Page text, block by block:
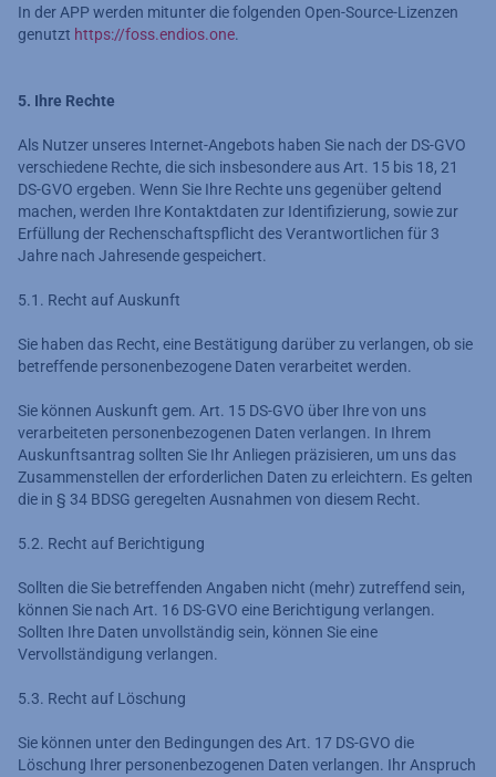
In der APP werden mitunter die folgenden Open-Source-Lizenzen
genutzt https://foss.endios.one.
5. Ihre Rechte
Als Nutzer unseres Internet-Angebots haben Sie nach der DS-GVO
verschiedene Rechte, die sich insbesondere aus Art. 15 bis 18, 21
DS-GVO ergeben. Wenn Sie Ihre Rechte uns gegenüber geltend
machen, werden Ihre Kontaktdaten zur Identifizierung, sowie zur
Erfüllung der Rechenschaftspflicht des Verantwortlichen für 3
Jahre nach Jahresende gespeichert.
5.1. Recht auf Auskunft
Sie haben das Recht, eine Bestätigung darüber zu verlangen, ob sie
betreffende personenbezogene Daten verarbeitet werden.
Sie können Auskunft gem. Art. 15 DS-GVO über Ihre von uns
verarbeiteten personenbezogenen Daten verlangen. In Ihrem
Auskunftsantrag sollten Sie Ihr Anliegen präzisieren, um uns das
Zusammenstellen der erforderlichen Daten zu erleichtern. Es gelten
die in § 34 BDSG geregelten Ausnahmen von diesem Recht.
5.2. Recht auf Berichtigung
Sollten die Sie betreffenden Angaben nicht (mehr) zutreffend sein,
können Sie nach Art. 16 DS-GVO eine Berichtigung verlangen.
Sollten Ihre Daten unvollständig sein, können Sie eine
Vervollständigung verlangen.
5.3. Recht auf Löschung
Sie können unter den Bedingungen des Art. 17 DS-GVO die
Löschung Ihrer personenbezogenen Daten verlangen. Ihr Anspruch